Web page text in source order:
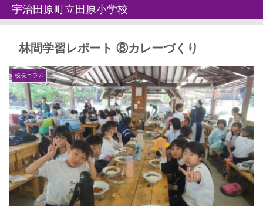
宇治田原町立田原小学校
林間学習レポート ⑧カレーづくり
校長コラム